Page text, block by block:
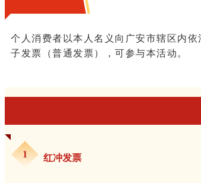
个人消费者以本人名义向广安市辖区内
子发票（普通发票），可参与本活动。
1 红冲发票